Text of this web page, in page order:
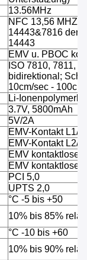
13.56MHz
NFC 13,56 MHZ,
14443&7816 der
14443
EMV u. PBOC
ISO 7810, 7811,
bidirektional;
10cm/sec -
Li-
3.7V, 5800mAh
5V/2A
EMV-Kontakt L1/
EMV-Kontakt L2/
EMV
EMV
PCI 5,0
UPTS 2,0
°C -5 bis +50
10% bis 85%
°C -10 bis +60
10% bis 90%